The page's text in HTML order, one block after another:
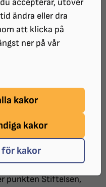
accepterar, utöver
ändra eller dra
att klicka på
ner på vår
kakor
kakor
kakor
vice arbetsledare
punkten Stiftelsen,